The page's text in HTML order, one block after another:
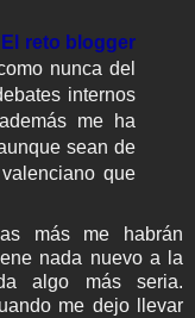
El reto blogger
nunca del
internos
me ha
sean de
que
más me habrán
nada nuevo a la
algo más seria.
me dejo llevar